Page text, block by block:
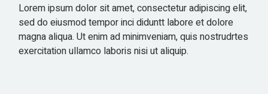
Lorem ipsum dolor sit amet, consectetur adipiscing elit,
sed do eiusmod tempor inci diduntt labore et dolore
magna aliqua. Ut enim ad minimveniam, quis nostrudrtes
exercitation ullamco laboris nisi ut aliquip.